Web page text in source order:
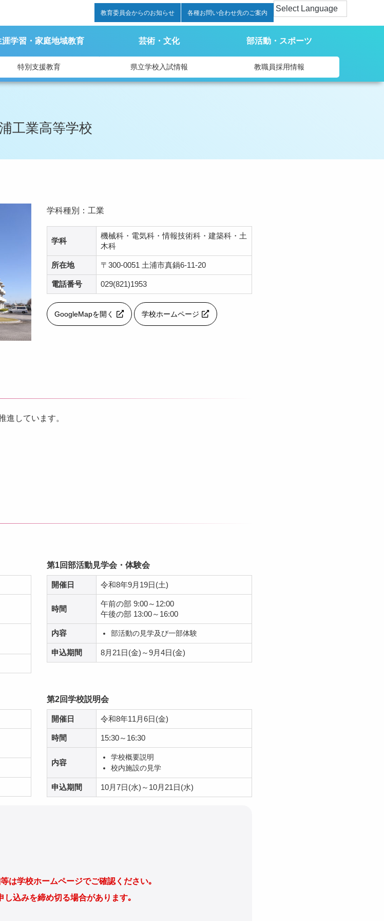
教育委員会からのお知らせ 各種お問い合わせ先のご案内
涯学習・家庭地域教育 芸術・文化 部活動・スポーツ
特別支援教育 県立学校入試情報 教職員採用情報
工業高等学校
学科種別：工業
学科
機械科・電気科・情報技術科・建築科・土
木科
所在地 〒300-0051 土浦市真鍋6-11-20
電話番号 029(821)1953
GoogleMapを開く 学校ホームページ
進しています。
第1回部活動見学会・体験会
開催日 令和8年9月19日(土)
時間
午前の部 9:00～12:00
午後の部 13:00～16:00
内容 部活動の見学及び一部体験
申込期間 8月21日(金)～9月4日(金)
第2回学校説明会
開催日 令和8年11月6日(金)
時間 15:30～16:30
内容
学校概要説明
校内施設の見学
申込期間 10月7日(水)～10月21日(水)
は学校ホームページでご確認ください｡
込みを締め切る場合があります｡